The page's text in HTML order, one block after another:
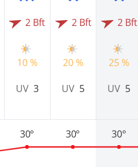
2 Bft
10 %
UV 3
30°
2 Bft
20 %
UV 5
30°
2 Bft
25 %
UV 5
30°